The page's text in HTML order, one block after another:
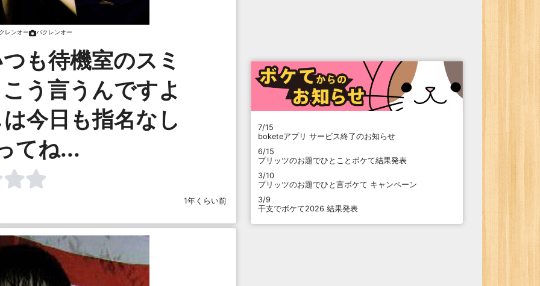
レンオー バクレンオー
も待機室のスミ
う言うんですよ
今日も指名なし
てね...
1年くらい前
7/15
boketeアプリ サービス終了のお知らせ
6/15
プリッツのお題でひとことボケて結果発表
3/10
プリッツのお題でひと言ボケて キャンペーン
3/9
干支でボケて2026 結果発表